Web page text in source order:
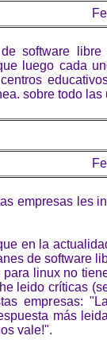
software
luego cada
sobre todo las
empresas les
en la
de software
linux no
leido críticas
empresas:
más
vale!".